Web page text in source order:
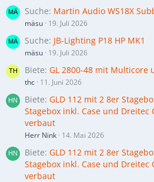
Suche Martin Audio WS18X
mäsu 19. Juli 2026
Suche JB-Lighting P18 HP MK1
mäsu 19. Juli 2026
Biete GL 2800-48 mit Multicore
thc 11. Juni 2026
Biete GLD 112 mit 2 8er
Stagebox inkl. Case und Dreitec
verbaut
Herr Nink 14. Mai 2026
Biete GLD 112 mit 2 8er
Stagebox inkl. Case und Dreitec
verbaut